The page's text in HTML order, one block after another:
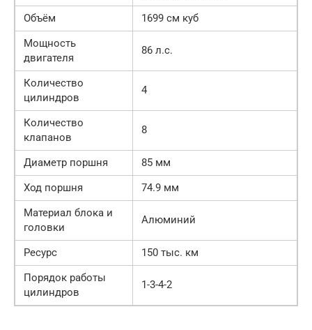
Объём
1699 см куб
Мощность
двигателя
86 л.с.
Количество
цилиндров
4
Количество
клапанов
8
Диаметр поршня
85 мм
Ход поршня
74.9 мм
Материал блока и
головки
Алюминий
Ресурс
150 тыс. км
Порядок работы
цилиндров
1-3-4-2